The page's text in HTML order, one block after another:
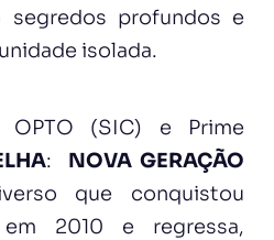
segredos profundos e
isolada.
OPTO (SIC) e Prime
: NOVA GERAÇÃO
que conquistou
2010 e regressa,